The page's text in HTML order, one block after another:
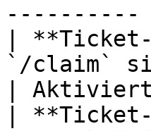
|
`/claim`
|
|